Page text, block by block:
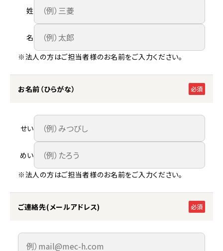
姓
名
※法人の方はご担当者様のお名前をご入力ください。
お名前（ひらがな） 必須
せい
めい
※法人の方はご担当者様のお名前をご入力ください。
ご連絡先(メールアドレス) 必須